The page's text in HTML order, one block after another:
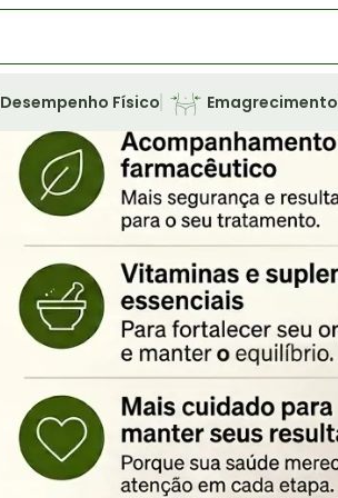
Desempenho Físico Emagrecimento